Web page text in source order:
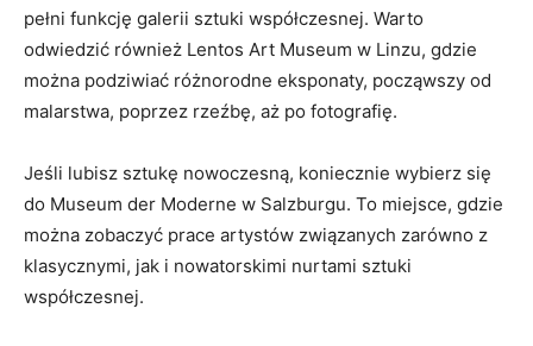
pełni funkcję galerii sztuki współczesnej. Warto
odwiedzić również Lentos Art Museum w Linzu, gdzie​
można podziwiać‍ różnorodne eksponaty, ⁤począwszy od
malarstwa, poprzez rzeźbę, aż po⁢ fotografię.
Jeśli lubisz sztukę nowoczesną, koniecznie wybierz się
⁤do Museum ⁤der Moderne​ w Salzburgu. To miejsce, gdzie
można zobaczyć prace artystów związanych zarówno z
klasycznymi,⁣ jak i nowatorskimi nurtami sztuki‍
współczesnej.